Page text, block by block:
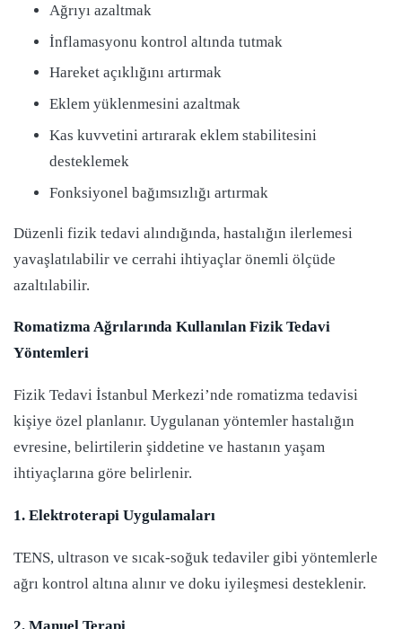
Ağrıyı azaltmak
İnflamasyonu kontrol altında tutmak
Hareket açıklığını artırmak
Eklem yüklenmesini azaltmak
Kas kuvvetini artırarak eklem stabilitesini
desteklemek
Fonksiyonel bağımsızlığı artırmak
Düzenli fizik tedavi alındığında, hastalığın ilerlemesi
yavaşlatılabilir ve cerrahi ihtiyaçlar önemli ölçüde
azaltılabilir.
Romatizma Ağrılarında Kullanılan Fizik Tedavi
Yöntemleri
Fizik Tedavi İstanbul Merkezi’nde romatizma tedavisi
kişiye özel planlanır. Uygulanan yöntemler hastalığın
evresine, belirtilerin şiddetine ve hastanın yaşam
ihtiyaçlarına göre belirlenir.
1. Elektroterapi Uygulamaları
TENS, ultrason ve sıcak-soğuk tedaviler gibi yöntemlerle
ağrı kontrol altına alınır ve doku iyileşmesi desteklenir.